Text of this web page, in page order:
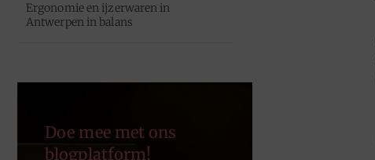
Ergonomie en ijzerwaren in
Antwerpen in balans
Doe mee met ons
blogplatform!